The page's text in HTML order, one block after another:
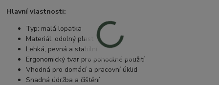
Hlavní vlastnosti:
Typ: malá lopatka
Materiál: odolný plast
Lehká, pevná a stabilní
Ergonomický tvar pro pohodlné použití
Vhodná pro domácí a pracovní úklid
Snadná údržba a čištění